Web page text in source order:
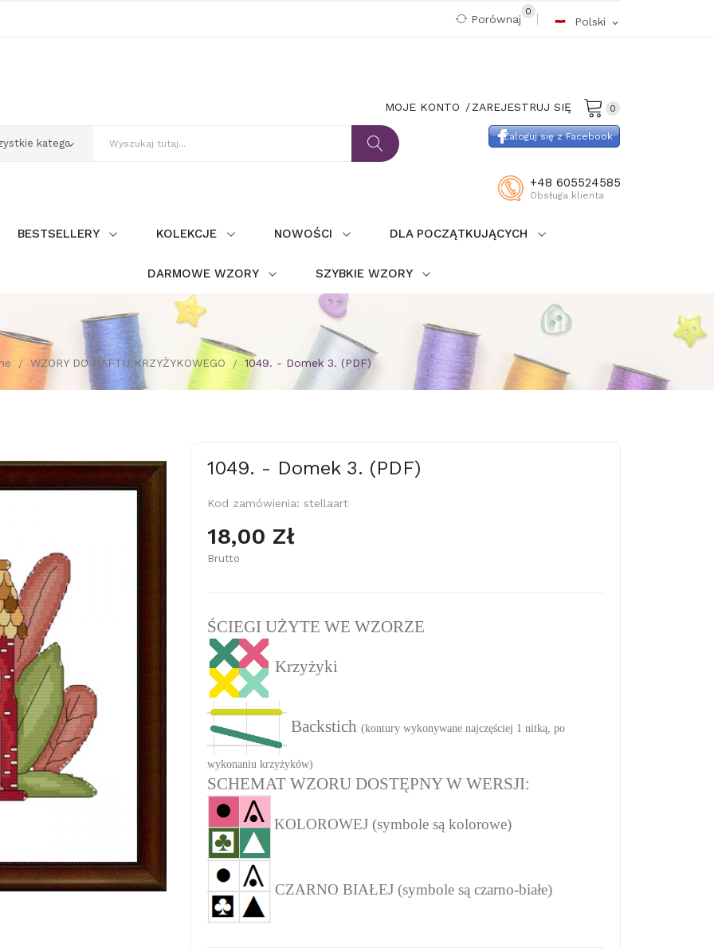
Polski expand_more
Porównaj
0
0
MOJE KONTO ZAREJESTRUJ SIĘ
+48 605524585
Obsługa klienta
Zaloguj się z Facebook
BESTSELLERY KOLEKCJE NOWOŚCI DLA POCZĄTKUJĄCYCH
DARMOWE WZORY SZYBKIE WZORY
WZORY DO HAFTU KRZYŻYKOWEGO 1049. - Domek 3. (PDF)
1049. - Domek 3. (PDF)
Kod zamówienia: stellaart
18,00 Zł
Brutto
ŚCIEGI UŻYTE WE WZORZE
Krzyżyki
Backstich (kontury wykonywane najczęściej 1 nitką, po
wykonaniu krzyżyków)
SCHEMAT WZORU DOSTĘPNY W WERSJI:
KOLOROWEJ (symbole są kolorowe)
CZARNO BIAŁEJ (symbole są czarno-białe)